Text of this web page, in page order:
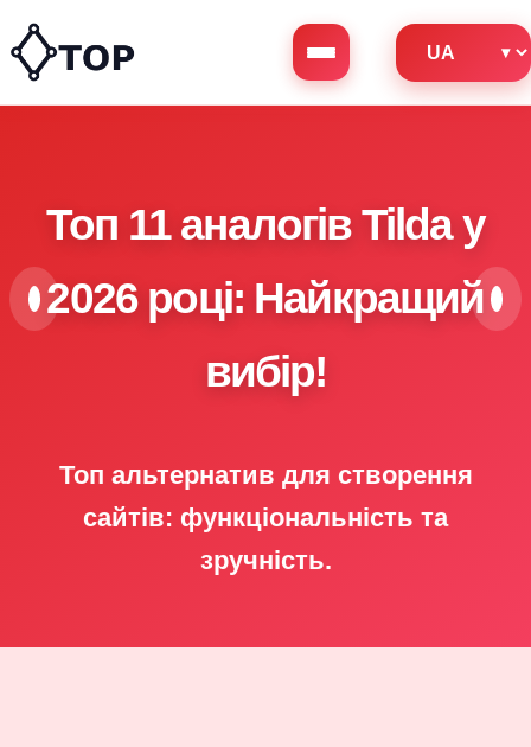
Топ 11 аналогів Tilda у
2026 році: Найкращий
вибір!
Топ альтернатив для створення
сайтів: функціональність та
зручність.